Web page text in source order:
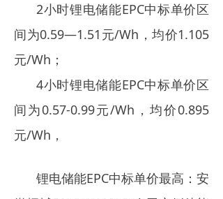
2小时锂电储能EPC中标单价区
间为0.59—1.51元/Wh，均价1.105
元/Wh；
4小时锂电储能EPC中标单价区
间为0.57-0.99元/Wh，均价0.895
元/Wh，
锂电储能EPC中标单价最高：安